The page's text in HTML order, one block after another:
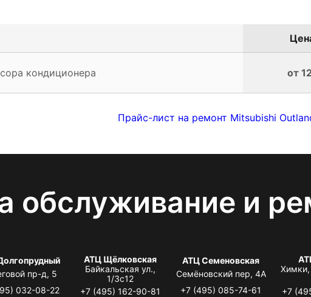
кондиционера от
Прайс-лист на ремонт Mitsubishi
обслуживание и
пр-д, 5
032-08-22
АТЦ Щёлковская
Байкальская ул.,
1/3с12
+7 (495) 162-90-81
АТЦ Семеновская
Семёновский пер, 4А
+7 (495) 085-74-61
+7